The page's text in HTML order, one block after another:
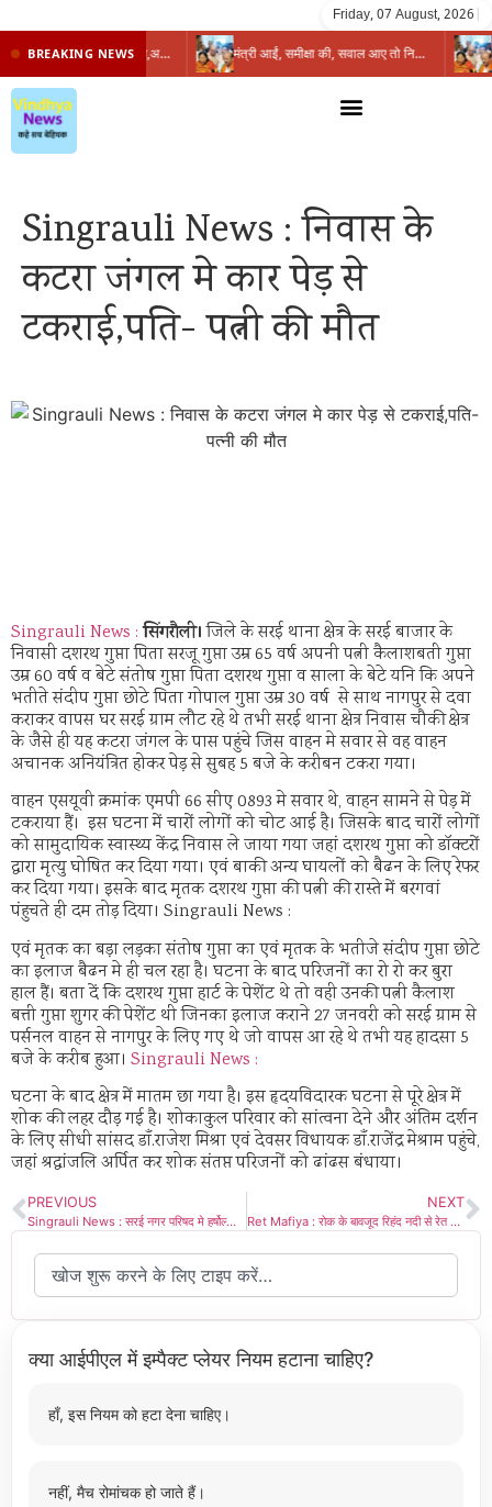
Friday, 07 August, 2026
BREAKING NEWS प्रभारी मंत्री के निशाने पर नगर निगम,अफसरों को 10 दिन का अल्टीमेटम,नहीं होगी कार्रवाई, महापौर-आयुक्त के बीच सौहार्दहीनता पर मंत्री ने उठाए सवाल मंत्री आईं, समीक्षा की, सवाल आए तो निकल गईं – खाली जयंत चौंकीं पर नहीं दिया जवाब
Singrauli News : निवास के
कटरा जंगल मे कार पेड़ से
टकराई,पति- पत्नी की मौत
Singrauli News :सिंगरौली।जिले के सरई थाना क्षेत्र के सरई बाजार के
निवासी दशरथ गुप्ता पिता सरजू गुप्ता उम्र 65 वर्ष अपनी पत्नी कैलाशबती गुप्ता
उम्र 60 वर्ष व बेटे संतोष गुप्ता पिता दशरथ गुप्ता व साला के बेटे यनि कि अपने
भतीते संदीप गुप्ता छोटे पिता गोपाल गुप्ता उम्र 30 वर्ष से साथ नागपुर से दवा
कराकर वापस घर सरई ग्राम लौट रहे थे तभी सरई थाना क्षेत्र निवास चौकी क्षेत्र
के जैसे ही यह कटरा जंगल के पास पहुंचे जिस वाहन मे सवार से वह वाहन
अचानक अनियंत्रित होकर पेड़ से सुबह 5 बजे के करीबन टकरा गया।
वाहन एसयूवी क्रमांक एमपी 66 सीए 0893 मे सवार थे, वाहन सामने से पेड़ में
टकराया हैं। इस घटना में चारों लोगों को चोट आई है। जिसके बाद चारों लोगों
को सामुदायिक स्वास्थ्य केंद्र निवास ले जाया गया जहां दशरथ गुप्ता को डॉक्टरों
द्वारा मृत्यु घोषित कर दिया गया। एवं बाकी अन्य घायलों को बैढन के लिए रेफर
कर दिया गया। इसके बाद मृतक दशरथ गुप्ता की पत्नी की रास्ते में बरगवां
पंहुचते ही दम तोड़ दिया। Singrauli News :
एवं मृतक का बड़ा लड़का संतोष गुप्ता का एवं मृतक के भतीजे संदीप गुप्ता छोटे
का इलाज बैढन मे ही चल रहा है। घटना के बाद परिजनों का रो रो कर बुरा
हाल हैं। बता दें कि दशरथ गुप्ता हार्ट के पेशेंट थे तो वही उनकी पत्नी कैलाश
बत्ती गुप्ता शुगर की पेशेंट थी जिनका इलाज कराने 27 जनवरी को सरई ग्राम से
पर्सनल वाहन से नागपुर के लिए गए थे जो वापस आ रहे थे तभी यह हादसा 5
बजे के करीब हुआ। Singrauli News :
घटना के बाद क्षेत्र में मातम छा गया है। इस हृदयविदारक घटना से पूरे क्षेत्र में
शोक की लहर दौड़ गई है। शोकाकुल परिवार को सांत्वना देने और अंतिम दर्शन
के लिए सीधी सांसद डाँ.राजेश मिश्रा एवं देवसर विधायक डाँ.राजेंद्र मेश्राम पहुंचे,
जहां श्रद्धांजलि अर्पित कर शोक संतप्त परिजनों को ढांढस बंधाया।
PREVIOUS
Singrauli News : सरई नगर परिषद मे हर्षोल्लास के साथ मनाया गया गणतंत्र दिवस
NEXT
Ret Mafiya : रोक के बावजूद रिहंद नदी से रेत का अवैध खनन जारी, एसपी साहब ध्यान दें
क्या आईपीएल में इम्पैक्ट प्लेयर नियम हटाना चाहिए?
हाँ, इस नियम को हटा देना चाहिए।
नहीं, मैच रोमांचक हो जाते हैं।